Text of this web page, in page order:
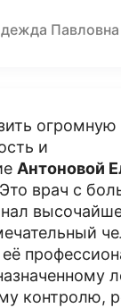
огромную
и
Антоновой
врач с
контролю,